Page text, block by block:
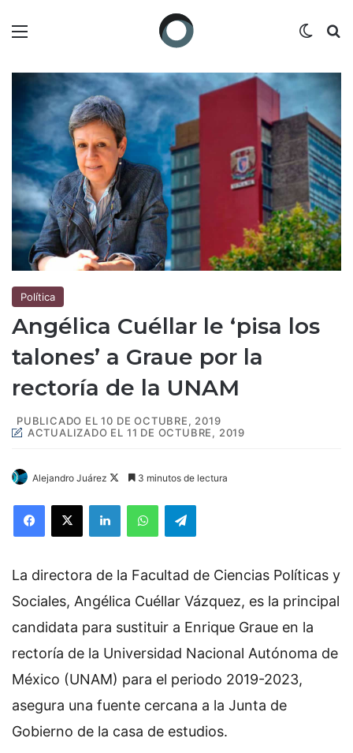
Política
Angélica Cuéllar le ‘pisa los
talones’ a Graue por la
rectoría de la UNAM
PUBLICADO EL 10 DE OCTUBRE, 2019
ACTUALIZADO EL 11 DE OCTUBRE, 2019
Alejandro Juárez
l
w
n
X
3 minutos de lectura
La directora de la Facultad de Ciencias Políticas y
Sociales, Angélica Cuéllar Vázquez, es la principal
candidata para sustituir a Enrique Graue en la
rectoría de la Universidad Nacional Autónoma de
México (UNAM) para el periodo 2019-2023,
asegura una fuente cercana a la Junta de
Gobierno de la casa de estudios.